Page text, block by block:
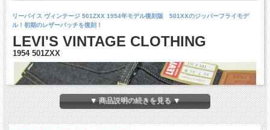
リーバイス ヴィンテージ 501ZXX 1954年モデル復刻版 501XXのジッパーフライモデ
ル！初期のレザーパッチを復刻！
LEVI'S VINTAGE CLOTHING
1954 501ZXX
▼ 商品説明の続きを見る ▼